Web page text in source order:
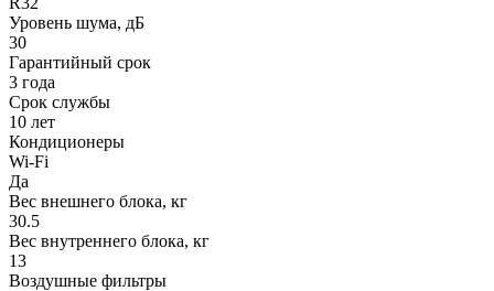
Уровень шума, дБ
30
Гарантийный срок
3 года
Срок службы
10 лет
Кондиционеры
Wi-Fi
Да
Вес внешнего блока, кг
30.5
Вес внутреннего блока, кг
13
Воздушные фильтры